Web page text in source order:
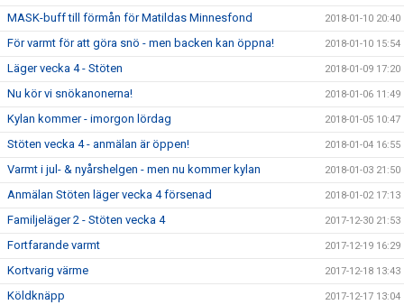
MASK-buff till förmån för Matildas Minnesfond 2018-01-10 20:40
För varmt för att göra snö - men backen kan öppna! 2018-01-10 15:54
Läger vecka 4 - Stöten 2018-01-09 17:20
Nu kör vi snökanonerna! 2018-01-06 11:49
Kylan kommer - imorgon lördag 2018-01-05 10:47
Stöten vecka 4 - anmälan är öppen! 2018-01-04 16:55
Varmt i jul- & nyårshelgen - men nu kommer kylan 2018-01-03 21:50
Anmälan Stöten läger vecka 4 försenad 2018-01-02 17:13
Familjeläger 2 - Stöten vecka 4 2017-12-30 21:53
Fortfarande varmt 2017-12-19 16:29
Kortvarig värme 2017-12-18 13:43
Köldknäpp 2017-12-17 13:04